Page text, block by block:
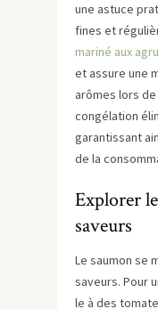
une astuce
fines et
mariné aux
et assure une
arômes lors de
congélation
garantissant
de la
Explorer
saveurs
Le saumon se
saveurs. Pour
le à des